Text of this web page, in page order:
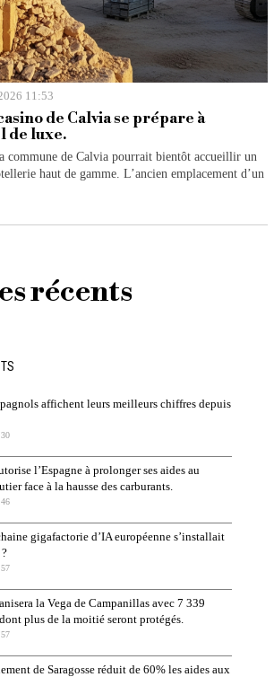
11:53
de Calvia se prépare à
de luxe.
commune de Calvia pourrait bientôt accueillir un
haut de gamme. L’ancien emplacement d’un
récents
affichent leurs meilleurs chiffres depuis
l’Espagne à prolonger ses aides au
face à la hausse des carburants.
gigafactorie d’IA européenne s’installait
la Vega de Campanillas avec 7 339
plus de la moitié seront protégés.
de Saragosse réduit de 60% les aides aux